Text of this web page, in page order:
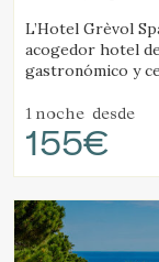
L’Hotel Grèvol
acogedor hotel
gastronómico y
1 noche desde
155€